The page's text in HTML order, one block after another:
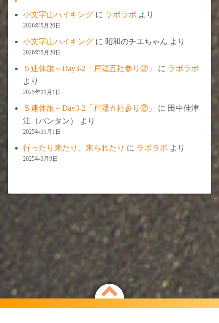
小文字山ハイキング に ラポラポ より
2026年5月20日
小文字山ハイキング に 昭和のチエちゃん より
2026年5月20日
５連休旅～Day3-2「戸隠五社参り②」 に ラポラポ
より
2025年11月1日
５連休旅～Day3-2「戸隠五社参り②」 に 田中佳津
江（バンタン）
より
2025年11月1日
行ったり来たり、来られたり に ラポラポ より
2025年3月9日